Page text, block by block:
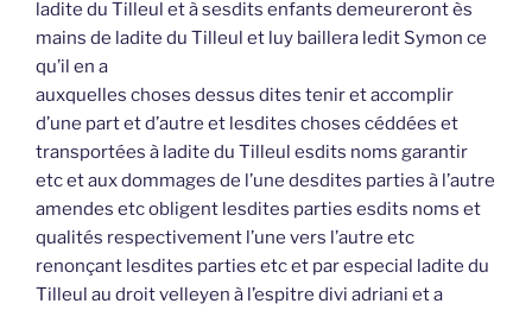
ladite du Tilleul et à sesdits enfants demeureront ès
mains de ladite du Tilleul et luy baillera ledit Symon ce
qu’il en a
auxquelles choses dessus dites tenir et accomplir
d’une part et d’autre et lesdites choses céddées et
transportées à ladite du Tilleul esdits noms garantir
etc et aux dommages de l’une desdites parties à l’autre
amendes etc obligent lesdites parties esdits noms et
qualités respectivement l’une vers l’autre etc
renonçant lesdites parties etc et par especial ladite du
Tilleul au droit velleyen à l’espitre divi adriani et a